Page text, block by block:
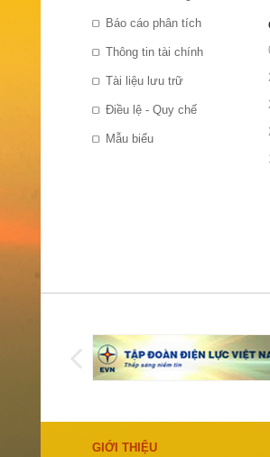
Báo cáo phân tích
Thông tin tài chính
Tài liệu lưu trữ
Điều lệ - Quy chế
Mẫu biểu
GIỚI THIỆU